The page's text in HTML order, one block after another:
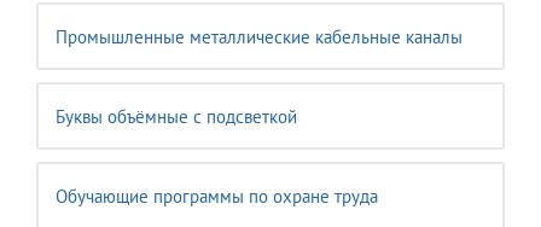
Промышленные металлические кабельные каналы
Буквы объёмные с подсветкой
Обучающие программы по охране труда